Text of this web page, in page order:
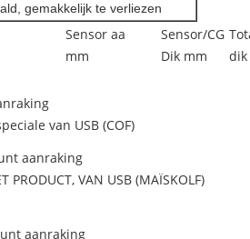
gemakkelijk te verliezen
Sensor aa
mm
Sensor/CG
Dik mm
dik
van USB (COF)
aanraking
PRODUCT, VAN USB (MAÏSKOLF)
aanraking